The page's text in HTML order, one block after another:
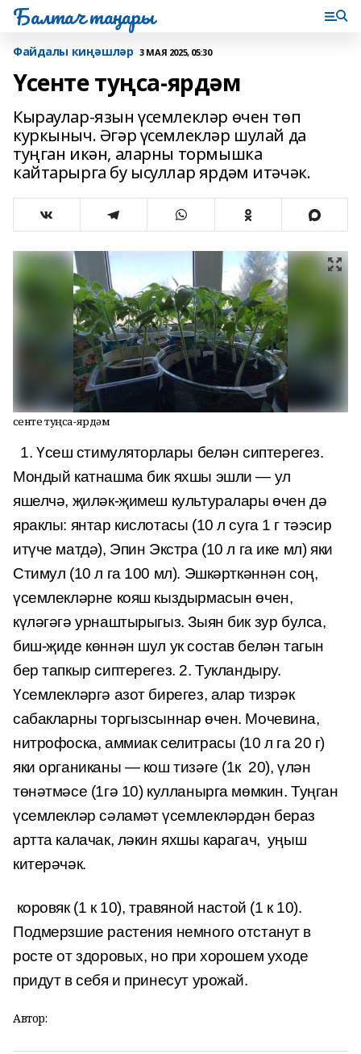
Балтач таңнары
Файдалы киңәшләр 3 МАЯ 2025, 05:30
Үсенте туңса-ярдәм
Кыраулар-язын үсемлекләр өчен төп
куркыныч. Әгәр үсемлекләр шулай да
туңган икән, аларны тормышка
кайтарырга бу ысуллар ярдәм итәчәк.
Үсенте туңса-ярдәм
1. Үсеш стимуляторлары белән сиптерегез.
Мондый катнашма бик яхшы эшли — ул
яшелчә, җиләк-җимеш культуралары өчен дә
яраклы: янтар кислотасы (10 л суга 1 г тәэсир
итүче матдә), Эпин Экстра (10 л га ике мл) яки
Стимул (10 л га 100 мл). Эшкәрткәннән соң,
үсемлекләрне кояш кыздырмасын өчен,
күләгәгә урнаштырыгыз. Зыян бик зур булса,
биш-җиде көннән шул ук состав белән тагын
бер тапкыр сиптерегез. 2. Тукландыру.
Үсемлекләргә азот бирегез, алар тизрәк
сабакларны торгызсыннар өчен. Мочевина,
нитрофоска, аммиак селитрасы (10 л га 20 г)
яки органиканы — кош тизәге (1к 20), үлән
төнәтмәсе (1гә 10) кулланырга мөмкин. Туңган
үсемлекләр сәламәт үсемлекләрдән бераз
артта калачак, ләкин яхшы карагач, уңыш
китерәчәк.
коровяк (1 к 10), травяной настой (1 к 10).
Подмерзшие pacтения немного отстанут в
росте от здоровых, но при хорошем уходе
придут в себя и принесут урожай.
Автор: